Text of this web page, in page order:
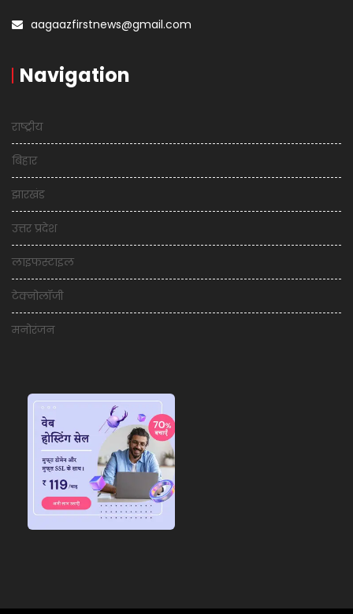
aagaazfirstnews@gmail.com
Navigation
राष्ट्रीय
बिहार
झारखंड
उत्तर प्रदेश
लाइफस्टाइल
टेक्नोलॉजी
मनोरंजन